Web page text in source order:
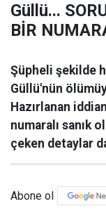
Güllü...
BİR
Şüpheli şekilde
Güllü'nün
Hazırlanan
numaralı sanık
çeken detaylar
Abone ol